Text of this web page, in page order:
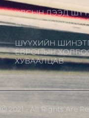
УЛСЫН ДЭЭД
Ц.ЦОГТ
ШҮҮХИЙН
ЕВРОПЫН
ХУВААЛЦАВ
Ⓒ 2021 - All Rights Are